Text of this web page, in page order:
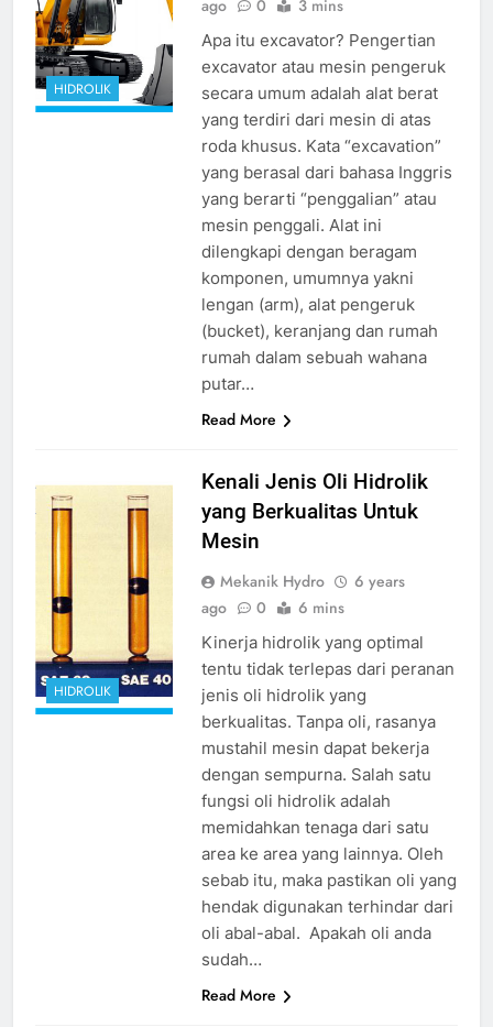
HIDROLIK
ago
0 3 mins
Apa itu excavator? Pengertian
excavator atau mesin pengeruk
secara umum adalah alat berat
yang terdiri dari mesin di atas
roda khusus. Kata “excavation”
yang berasal dari bahasa Inggris
yang berarti “penggalian” atau
mesin penggali. Alat ini
dilengkapi dengan beragam
komponen, umumnya yakni
lengan (arm), alat pengeruk
(bucket), keranjang dan rumah
rumah dalam sebuah wahana
putar…
Read More
source
google.com
HIDROLIK
Kenali Jenis Oli Hidrolik
yang Berkualitas Untuk
Mesin
Mekanik Hydro
6 years
ago
0 6 mins
Kinerja hidrolik yang optimal
tentu tidak terlepas dari peranan
jenis oli hidrolik yang
berkualitas. Tanpa oli, rasanya
mustahil mesin dapat bekerja
dengan sempurna. Salah satu
fungsi oli hidrolik adalah
memidahkan tenaga dari satu
area ke area yang lainnya. Oleh
sebab itu, maka pastikan oli yang
hendak digunakan terhindar dari
oli abal-abal. Apakah oli anda
sudah…
Read More